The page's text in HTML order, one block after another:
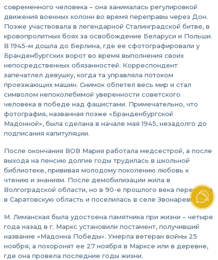
современного человека – она занималась регулировкой
движения военных колонн во время переправы через Дон.
Позже участвовала в легендарной Сталинградской битве, в
кровопролитных боях за освобождение Беларуси и Польши.
В 1945-м дошла до Берлина, где ее сфотографировали у
Бранденбургских ворот во время выполнения своих
непосредственных обязанностей. Корреспондент
запечатлел девушку, когда та управляла потоком
проезжающих машин. Снимок облетел весь мир и стал
символом непоколебимой уверенности советского
человека в победе над фашистами. Примечательно, что
фотография, названная позже «Бранденбургской
Мадонной», была сделана в начале мая 1945, незадолго до
подписания капитуляции.
После окончания ВОВ Мария работала медсестрой, а после
выхода на пенсию долгие годы трудилась в школьной
библиотеке, прививая молодому поколению любовь к
чтению и знаниям. После демобилизации жила в
Волгоградской области, но в 90-е прошлого века переехала
в Саратовскую область и поселилась в селе Звонаревка.
М. Лиманская была удостоена памятника при жизни – четыре
года назад в г. Маркс установили постамент, получивший
название «Мадонна Победы». Умерла ветеран войны 25
ноября, а похоронят ее 27 ноября в Марксе или в деревне,
где она провела последние годы жизни.